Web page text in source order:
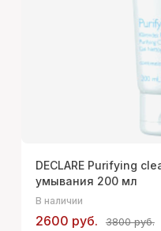
DECLARE Purifying
умывания 200 мл
В наличии
2600 руб. 3800 руб.